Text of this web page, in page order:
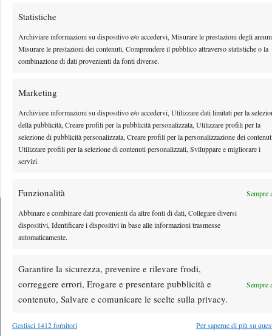
Statistiche
Archiviare informazioni su dispositivo e/o accedervi, Misurare le prestazioni degli
Misurare le prestazioni dei contenuti, Comprendere il pubblico attraverso statistiche o la
combinazione di dati provenienti da fonti diverse.
Marketing
Archiviare informazioni su dispositivo e/o accedervi, Utilizzare dati limitati per la
della pubblicità, Creare profili per la pubblicità personalizzata, Utilizzare profili per la
selezione di pubblicità personalizzata, Creare profili per la personalizzazione dei
Utilizzare profili per la selezione di contenuti personalizzati, Sviluppare e migliorare i
servizi.
Funzionalità Sempre
Abbinare e combinare dati provenienti da altre fonti di dati, Collegare diversi
dispositivi, Identificare i dispositivi in base alle informazioni trasmesse
automaticamente.
Garantire la sicurezza, prevenire e rilevare frodi,
correggere errori, Erogare e presentare pubblicità e
contenuto, Salvare e comunicare le scelte sulla privacy.
Sempre
Gestisci 1412 fornitori Per saperne di più su
X
Youtube
10268 del 15/09/2025
Editore: VIBES MEDIA SRL , P.iva 14250480960
Direttore Responsabile: Alessandro Nizegorodcew
ENTRY LIST